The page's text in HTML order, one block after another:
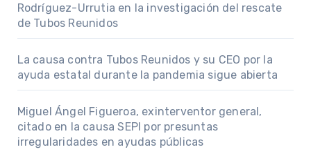
Rodríguez-Urrutia en la investigación del rescate
de Tubos Reunidos
La causa contra Tubos Reunidos y su CEO por la
ayuda estatal durante la pandemia sigue abierta
Miguel Ángel Figueroa, exinterventor general,
citado en la causa SEPI por presuntas
irregularidades en ayudas públicas